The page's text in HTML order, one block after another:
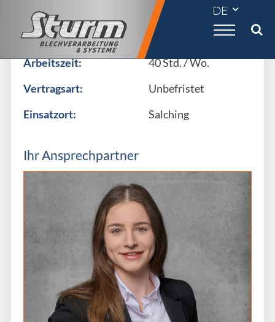

Anstellungsart:
Vollzeit
Arbeitszeit:
40 Std. / Wo.
Vertragsart:
Unbefristet
Einsatzort:
Salching
Ihr Ansprechpartner